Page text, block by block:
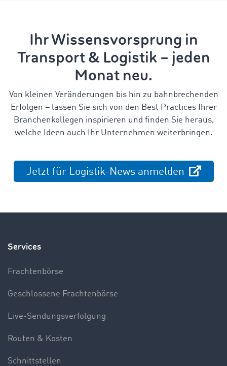
Ihr Wissensvorsprung in
Transport & Logistik – jeden
Monat neu.
Von kleinen Veränderungen bis hin zu bahnbrechenden
Erfolgen –lassen Sie sich von den Best Practices Ihrer
Branchenkollegen inspirieren und finden Sie heraus,
welche Ideen auch Ihr Unternehmen weiterbringen.
Jetzt für Logistik-News anmelden
Services
Frachtenbörse
Geschlossene Frachtenbörse
Live-Sendungsverfolgung
Routen & Kosten
Schnittstellen